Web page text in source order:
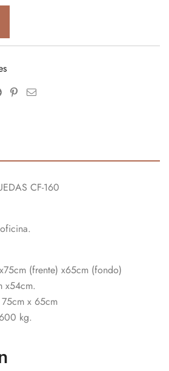
Google+Pinterest
Email
CF-160
(frente) x65cm (fondo)
x54cm.
x 65cm
kg.